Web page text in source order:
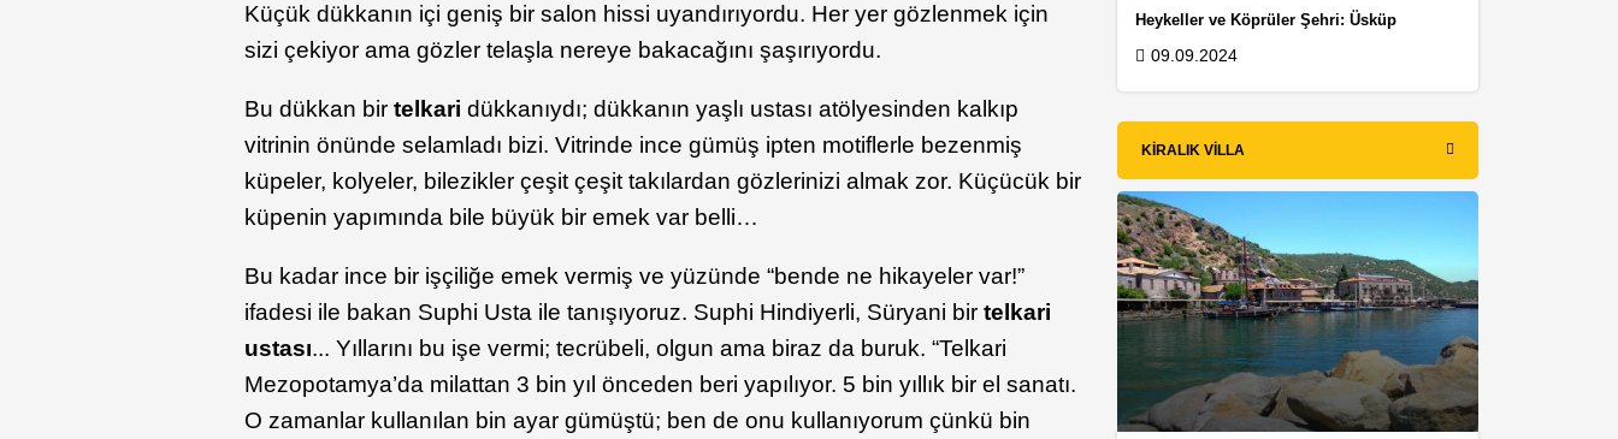
Küçük dükkanın içi geniş bir salon hissi uyandırıyordu. Her yer gözlenmek için
sizi çekiyor ama gözler telaşla nereye bakacağını şaşırıyordu.
Bu dükkan birtelkaridükkanıydı; dükkanın yaşlı ustası atölyesinden kalkıp
vitrinin önünde selamladı bizi. Vitrinde ince gümüş ipten motiflerle bezenmiş
küpeler, kolyeler, bilezikler çeşit çeşit takılardan gözlerinizi almak zor. Küçücük bir
küpenin yapımında bile büyük bir emek var belli…
Bu kadar ince bir işçiliğe emek vermiş ve yüzünde “bende ne hikayeler var!”
ifadesi ile bakan Suphi Usta ile tanışıyoruz. Suphi Hindiyerli, Süryani birtelkari
ustası... Yıllarını bu işe vermi; tecrübeli, olgun ama biraz da buruk. “Telkari
Mezopotamya’da milattan 3 bin yıl önceden beri yapılıyor. 5 bin yıllık bir el sanatı.
O zamanlar kullanılan bin ayar gümüştü; ben de onu kullanıyorum çünkü bin
Heykeller ve Köprüler Şehri: Üsküp
09.09.2024
KIRALIK VILLA